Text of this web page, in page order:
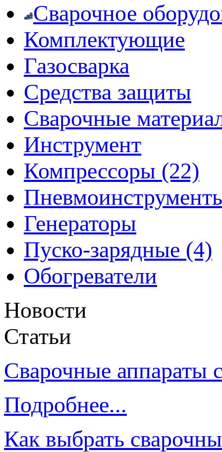
Сварочное
Комплектующие
Газосварка
Средства защиты
Сварочные
Инструмент
Компрессоры (22)
Генераторы
Пуско-зарядные (4)
Обогреватели
Новости
Статьи
Сварочные аппараты
Подробнее...
Как выбрать